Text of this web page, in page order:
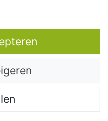
All rights reserved. All media and
owners. Photos and maps are